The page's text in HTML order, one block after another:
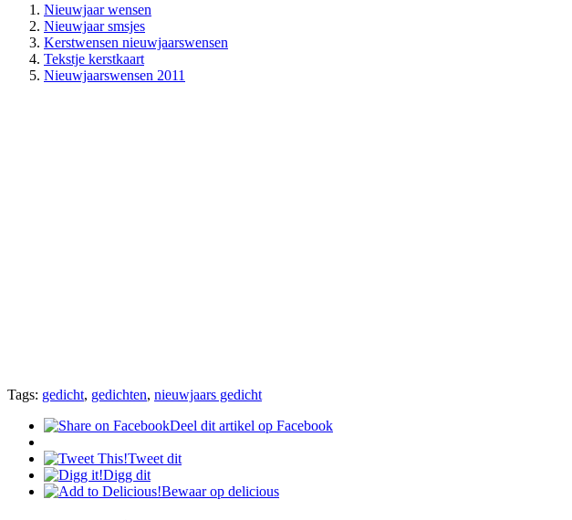
Nieuwjaar wensen
Nieuwjaar smsjes
Kerstwensen nieuwjaarswensen
Tekstje kerstkaart
Nieuwjaarswensen 2011
Tags: gedicht, gedichten, nieuwjaars gedicht
Deel dit artikel op Facebook
Tweet dit
Digg dit
Bewaar op delicious